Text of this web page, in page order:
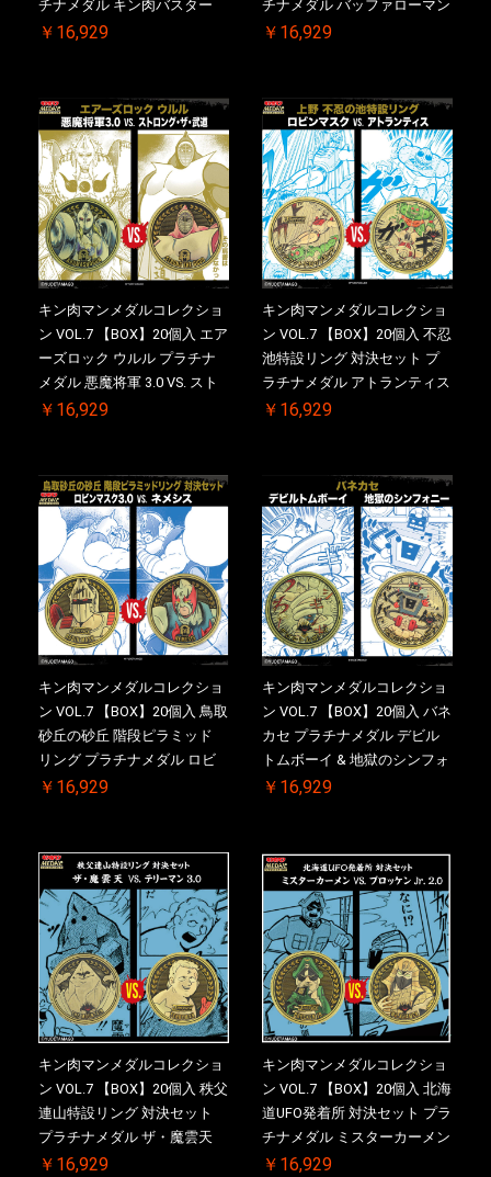
チナメダル キン肉バスター
VS. キン肉バスターやぶり ケ
【二次受注分】2026/10/30 一
斉出荷予定
￥16,929
チナメダル バッファローマン
2.0 顎髭 Ver. VS. 光の矢 ケー
【二次受注分】2026/10/30 一
斉出荷予定
￥16,929
キン肉マンメダルコレクショ
ン VOL.7 【BOX】20個入 エア
ーズロック ウルル プラチナ
メダル 悪魔将軍 3.0 VS. スト
ロング・ザ・武道【初回購入
2026/10/30 一斉出荷予定
￥16,929
キン肉マンメダルコレクショ
ン VOL.7 【BOX】20個入 不忍
池特設リング 対決セット プ
ラチナメダル アトランティス
ドライバー VS.ネックカット
メダル(非売品)付
￥16,929
キン肉マンメダルコレクショ
ン VOL.7 【BOX】20個入 鳥取
砂丘の砂丘 階段ピラミッド
リング プラチナメダル ロビ
ンマスク VS.ネメシス 【初回
2026/10/30 一斉出荷予定
￥16,929
キン肉マンメダルコレクショ
ン VOL.7 【BOX】20個入 バネ
カセ プラチナメダル デビル
トムボーイ & 地獄のシンフォ
ニー ケース付き【初回購入特
一斉出荷予定
￥16,929
キン肉マンメダルコレクショ
ン VOL.7 【BOX】20個入 秩父
連山特設リング 対決セット
プラチナメダル ザ・魔雲天
VS. テリーマン 3.0 ケース付
￥16,929
キン肉マンメダルコレクショ
ン VOL.7 【BOX】20個入 北海
道UFO発着所 対決セット プラ
チナメダル ミスターカーメン
VS. ブロッケン Jr. 2.0 ケース
￥16,929